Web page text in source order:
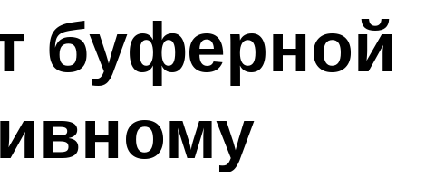
буферной